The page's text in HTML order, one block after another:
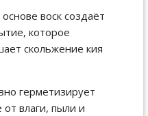
воск создаёт
которое
скольжение кия
герметизирует
влаги, пыли и